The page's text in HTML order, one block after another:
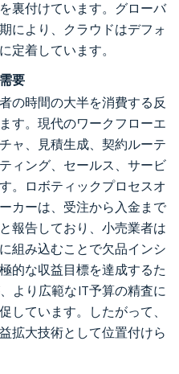
裏付けています。グローバ
により、クラウドはデフォ
定着しています。
要
の時間の大半を消費する反
す。現代のワークフローエ
ャ、見積生成、契約ルーテ
ィング、セールス、サービ
。ロボティックプロセスオ
カーは、受注から入金まで
報告しており、小売業者は
組み込むことで欠品インシ
的な収益目標を達成するた
より広範なIT予算の精査に
しています。したがって、
拡大技術として位置付けら